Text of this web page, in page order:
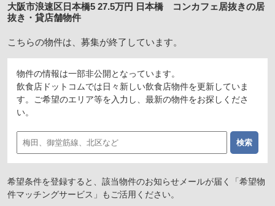
大阪市浪速区日本橋5 27.5万円 日本橋 コンカフェ居抜きの居
抜き・貸店舗物件
こちらの物件は、募集が終了しています。
物件の情報は一部非公開となっています。
飲食店ドットコムでは日々新しい飲食店物件を更新していま
す。ご希望のエリア等を入力し、最新の物件をお探しくださ
い。
希望条件を登録すると、該当物件のお知らせメールが届く「希望物
件マッチングサービス」もご活用ください。